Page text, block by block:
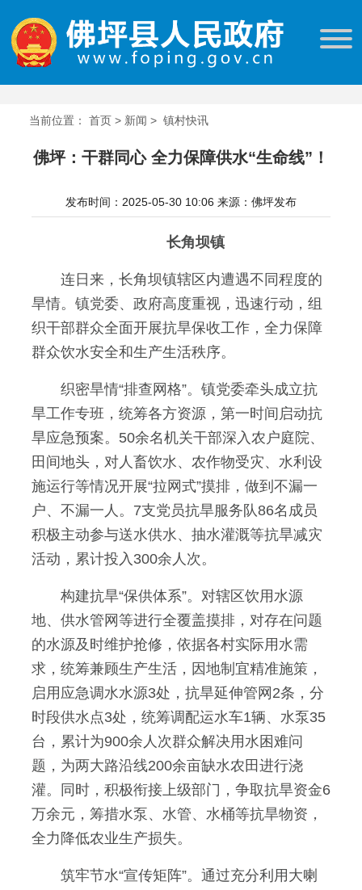
当前位置： 首页 > 新闻 > 镇村快讯
佛坪：干群同心 全力保障供水“生命线”！
发布时间：2025-05-30 10:06 来源：佛坪发布
长角坝镇
连日来，长角坝镇辖区内遭遇不同程度的
旱情。镇党委、政府高度重视，迅速行动，组
织干部群众全面开展抗旱保收工作，全力保障
群众饮水安全和生产生活秩序。
织密旱情“排查网格”。镇党委牵头成立抗
旱工作专班，统筹各方资源，第一时间启动抗
旱应急预案。50余名机关干部深入农户庭院、
田间地头，对人畜饮水、农作物受灾、水利设
施运行等情况开展“拉网式”摸排，做到不漏一
户、不漏一人。7支党员抗旱服务队86名成员
积极主动参与送水供水、抽水灌溉等抗旱减灾
活动，累计投入300余人次。
构建抗旱“保供体系”。对辖区饮用水源
地、供水管网等进行全覆盖摸排，对存在问题
的水源及时维护抢修，依据各村实际用水需
求，统筹兼顾生产生活，因地制宜精准施策，
启用应急调水水源3处，抗旱延伸管网2条，分
时段供水点3处，统筹调配运水车1辆、水泵35
台，累计为900余人次群众解决用水困难问
题，为两大路沿线200余亩缺水农田进行浇
灌。同时，积极衔接上级部门，争取抗旱资金6
万余元，筹措水泵、水管、水桶等抗旱物资，
全力降低农业生产损失。
筑牢节水“宣传矩阵”。通过充分利用大喇